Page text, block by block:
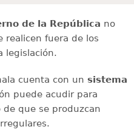
de la República no
realicen fuera de los
legislación.
cuenta con un sistema
puede acudir para
que se produzcan